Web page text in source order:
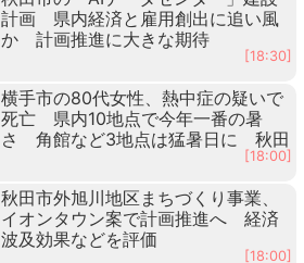
計画 県内経済と雇用創出に追い風
か 計画推進に大きな期待
[18:30]
横手市の80代女性、熱中症の疑いで
死亡 県内10地点で今年一番の暑
さ 角館など3地点は猛暑日に 秋田
[18:00]
秋田市外旭川地区まちづくり事業、
イオンタウン案で計画推進へ 経済
波及効果などを評価
[18:00]